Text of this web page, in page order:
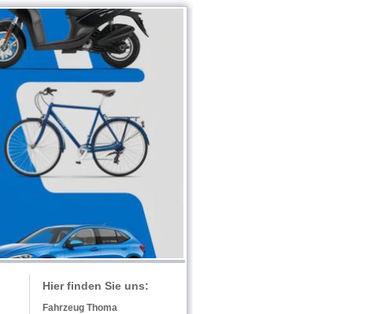
Hier finden Sie uns:
Fahrzeug Thoma